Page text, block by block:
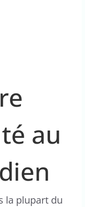
au
la plupart du